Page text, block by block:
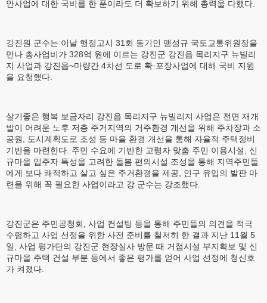
안사업에 대한 국비를 한 푼이라도 더 확보하기 위해 총력을 다했다.
강진원 군수는 이날 행정고시 31회 동기인 맹성규 국토교통위원장을
만나 총사업비가 328억 원에 이르는 강진군 강진읍 목리지구 뉴빌리
지 사업과 강진읍~마량간 4차선 도로 확·포장사업에 대해 국비 지원
을 요청했다.
살기좋은 행복 보금자리 강진읍 목리지구 뉴빌리지 사업은 전면 재개
발이 어려운 노후 저층 주거지역의 거주환경 개선을 위해 주차장과 소
공원, 도시계획도로 조성 등 마을 환경 개선을 통해 자율적 주택정비
기반을 마련한다. 주민 수요에 기반한 고령자 맞춤 주민 이용시설, 신
규마을 입주자 특성을 고려한 돌봄 편의시설 조성을 통해 지역주민들
에게 보다 쾌적하고 살고 싶은 주거환경을 제공, 인구 유입의 발판 마
련을 위해 꼭 필요한 사업이라고 강 군수는 강조했다.
강진군은 주민공청회, 사업 컨설팅 등을 통해 주민들의 의견을 적극
수렴하고 사업 선정을 위한 사전 준비를 철저히 한 결과 지난 11월 5
일, 사업 평가단의 강진군 현장실사 방문 때 거점시설 부지확보 및 신
규마을 주택 건설 부분 등에서 좋은 평가를 얻어 사업 선정에 청신호
가 켜졌다.